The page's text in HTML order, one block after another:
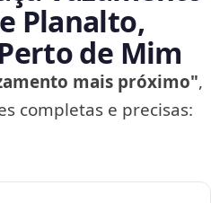
Planalto,
de Mim
mais próximo",
completas e precisas: